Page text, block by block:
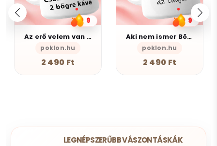
9
Az erő velem van - Bögre
poklon.hu
2 490 Ft
9
Aki nem ismer Bögre
poklon.hu
2 490 Ft
LEGNÉPSZERŰBB VÁSZONTÁSKÁK